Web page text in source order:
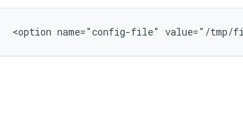
<option name="config-file" value="/tmp/